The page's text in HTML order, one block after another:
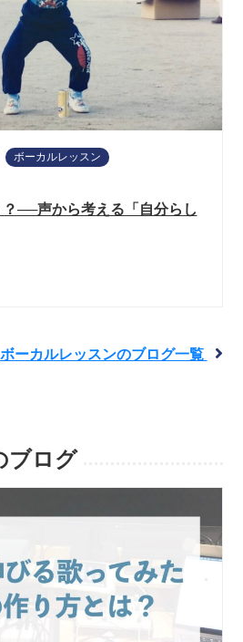
ボーカルレッスン
──声から考える「自分らし
ボーカルレッスンのブログ一覧
ブログ